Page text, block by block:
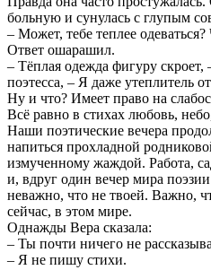
больную и сунулась с глупым
‒ Может, тебе теплее
Ответ ошарашил.
‒ Тёплая одежда фигуру скроет,
поэтесса, ‒ Я даже утеплитель
Ну и что? Имеет право на
Всё равно в стихах любовь,
Наши поэтические вечера
напиться прохладной
измученному жаждой. Работа,
и, вдруг один вечер мира
неважно, что не твоей. Важно,
сейчас, в этом мире.
Однажды Вера сказала:
‒ Ты почти ничего не
‒ Я не пишу стихи.